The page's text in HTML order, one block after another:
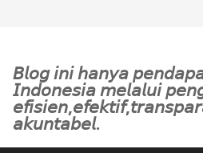
𝘉𝘭𝘰𝘨 𝘪𝘯𝘪 𝘩𝘢𝘯𝘺𝘢
𝘐𝘯𝘥𝘰𝘯𝘦𝘴𝘪𝘢 𝘮𝘦𝘭𝘢𝘭𝘶𝘪
𝘢𝘬𝘶𝘯𝘵𝘢𝘣𝘦𝘭.